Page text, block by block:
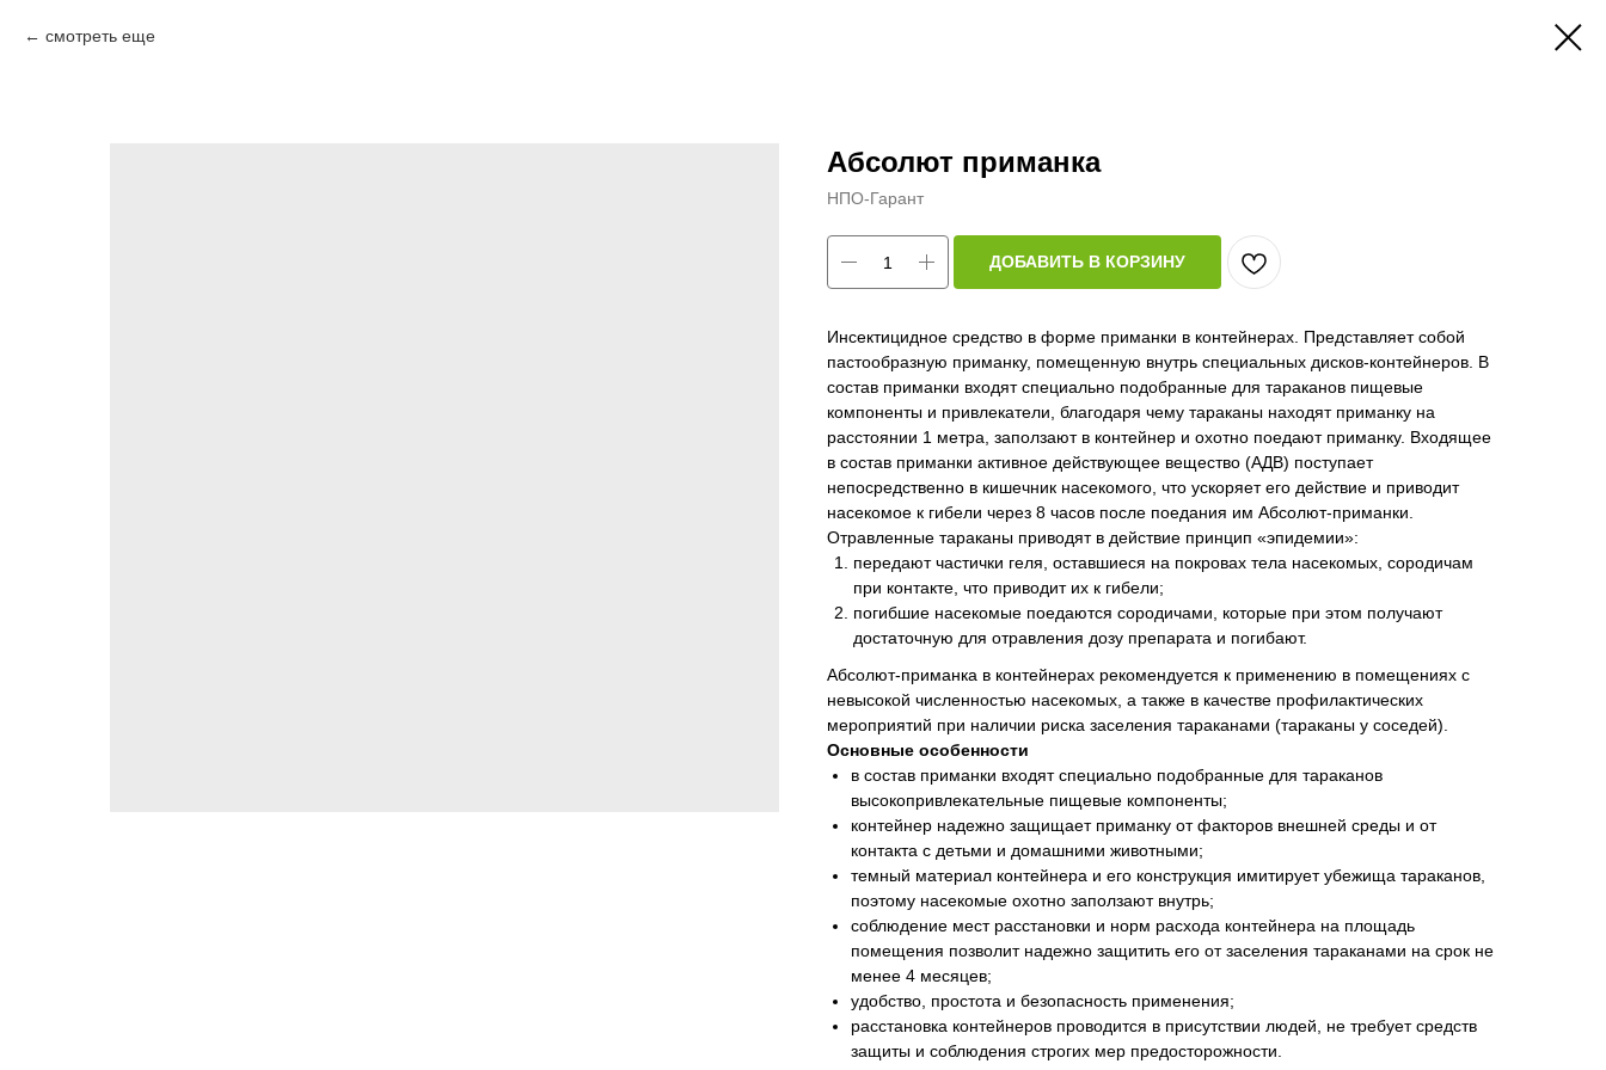
смотреть еще
Абсолют приманка
НПО-Гарант
ДОБАВИТЬ В КОРЗИНУ
Инсектицидное средство в форме приманки в контейнерах. Представляет собой
пастообразную приманку, помещенную внутрь специальных дисков-контейнеров. В
состав приманки входят специально подобранные для тараканов пищевые
компоненты и привлекатели, благодаря чему тараканы находят приманку на
расстоянии 1 метра, заползают в контейнер и охотно поедают приманку. Входящее
в состав приманки активное действующее вещество (АДВ) поступает
непосредственно в кишечник насекомого, что ускоряет его действие и приводит
насекомое к гибели через 8 часов после поедания им Абсолют-приманки.
Отравленные тараканы приводят в действие принцип «эпидемии»:
передают частички геля, оставшиеся на покровах тела насекомых, сородичам
при контакте, что приводит их к гибели;
погибшие насекомые поедаются сородичами, которые при этом получают
достаточную для отравления дозу препарата и погибают.
Абсолют-приманка в контейнерах рекомендуется к применению в помещениях с
невысокой численностью насекомых, а также в качестве профилактических
мероприятий при наличии риска заселения тараканами (тараканы у соседей).
Основные особенности
в состав приманки входят специально подобранные для тараканов
высокопривлекательные пищевые компоненты;
контейнер надежно защищает приманку от факторов внешней среды и от
контакта с детьми и домашними животными;
темный материал контейнера и его конструкция имитирует убежища тараканов,
поэтому насекомые охотно заползают внутрь;
соблюдение мест расстановки и норм расхода контейнера на площадь
помещения позволит надежно защитить его от заселения тараканами на срок не
менее 4 месяцев;
удобство, простота и безопасность применения;
расстановка контейнеров проводится в присутствии людей, не требует средств
защиты и соблюдения строгих мер предосторожности.